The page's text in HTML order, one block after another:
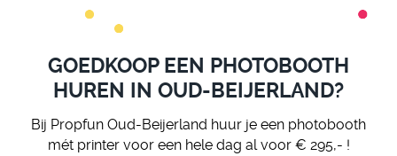
GOEDKOOP EEN PHOTOBOOTH
HUREN IN OUD-BEIJERLAND?
Bij Propfun Oud-Beijerland huur je een photobooth
mét printer voor een hele dag al voor € 295,- !